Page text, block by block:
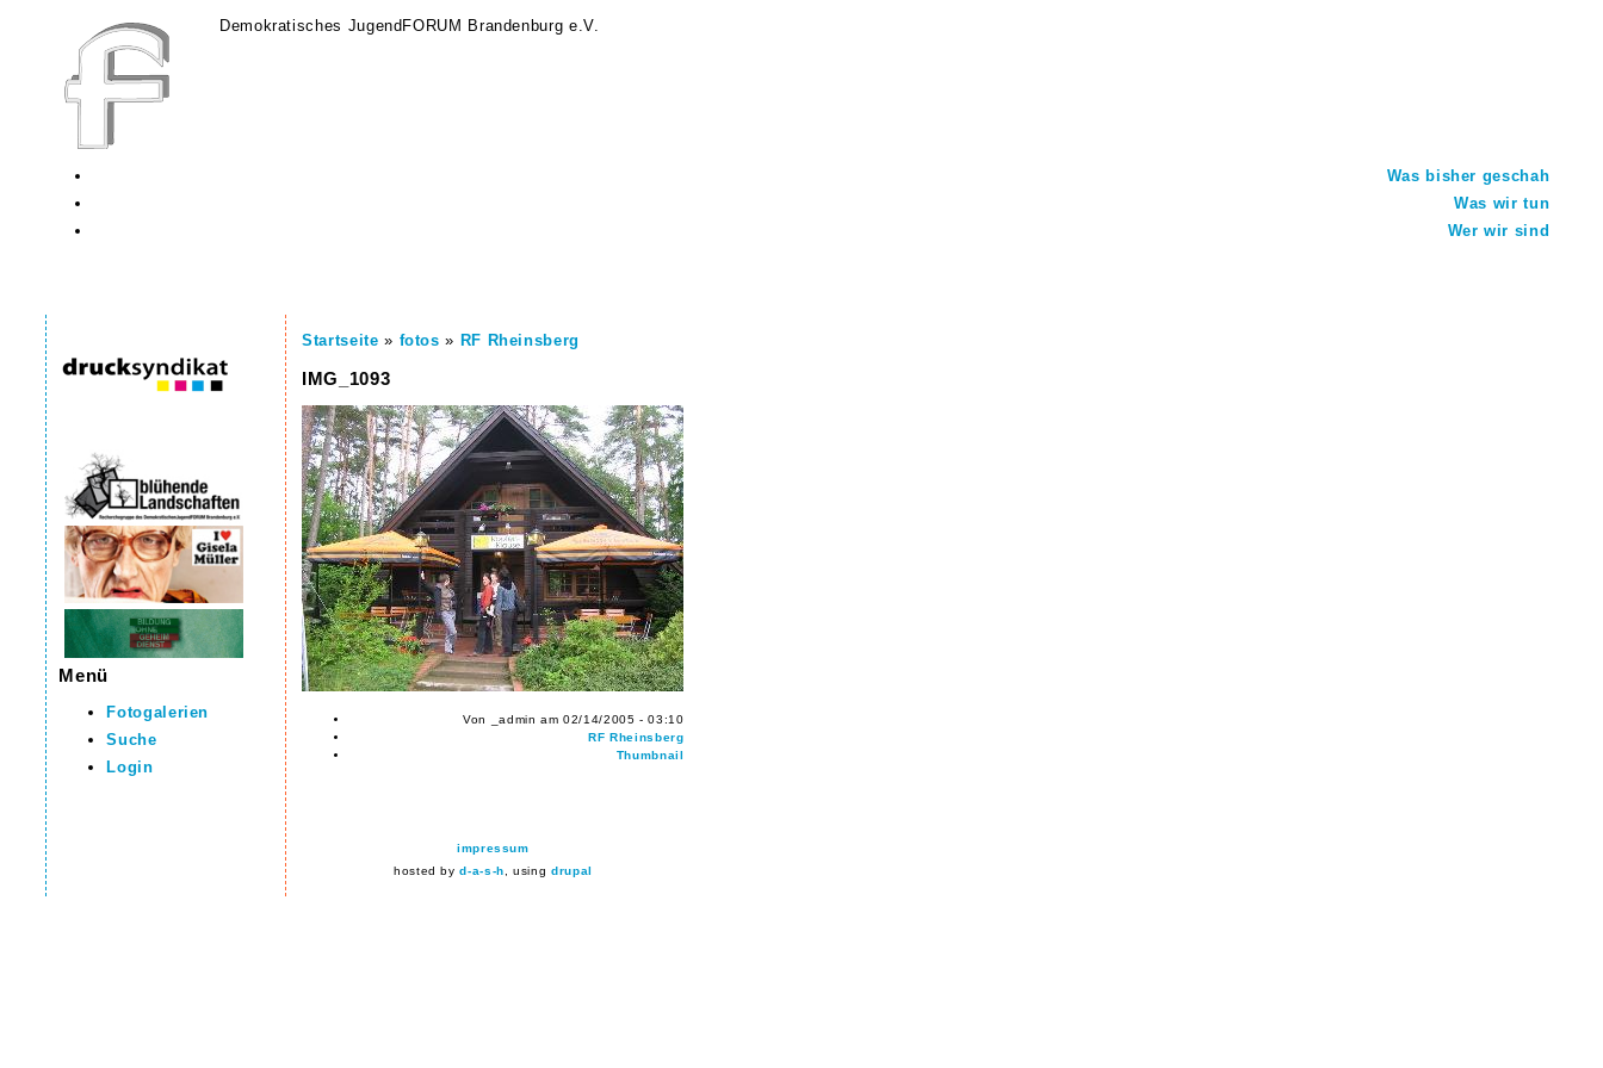
Demokratisches JugendFORUM Brandenburg e.V.
Was bisher geschah
Was wir tun
Wer wir sind
Menü
Fotogalerien
Suche
Login
Startseite » fotos » RF Rheinsberg
IMG_1093
Von _admin am 02/14/2005 - 03:10
RF Rheinsberg
Thumbnail
impressum
hosted byd-a-s-h , using drupal